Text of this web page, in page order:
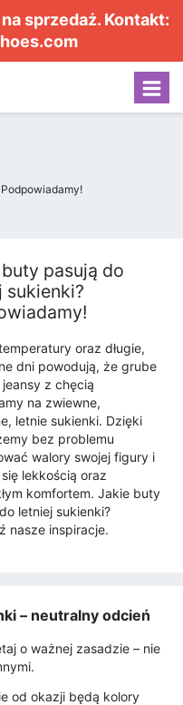
sprzedaż. Kontakt:
pasują do
sukienki?
oraz długie,
dni powodują, że grube
z chęcią
na zwiewne,
letnie sukienki. Dzięki
bez problemu
walory swojej figury i
lekkością oraz
komfortem. Jakie buty
letniej sukienki?
nasze inspiracje.
– neutralny odcień
o ważnej zasadzie – nie
od okazji będą kolory